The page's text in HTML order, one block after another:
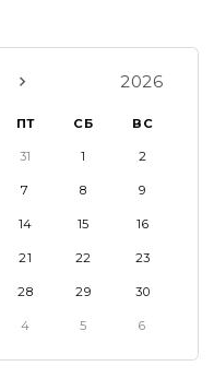
2026
ПТ СБ ВС
31 1 2
7 8 9
14 15 16
21 22 23
28 29 30
4 5 6